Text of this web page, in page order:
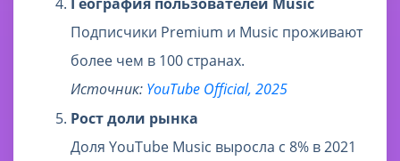
География пользователей Music
Подписчики Premium и Music проживают
более чем в 100 странах.
Источник: YouTube Official, 2025
Рост доли рынка
Доля YouTube Music выросла с 8% в 2021